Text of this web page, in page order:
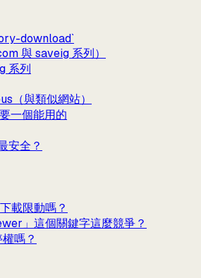
download`
與 saveig 系列）
系列
（與類似網站）
一個能用的
安全？
載限動嗎？
」這個關鍵字這麼競爭？
嗎？